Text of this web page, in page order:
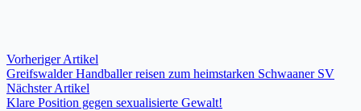
Vorheriger Artikel
Greifswalder Handballer reisen zum heimstarken Schwaaner SV
Nächster Artikel
Klare Position gegen sexualisierte Gewalt!